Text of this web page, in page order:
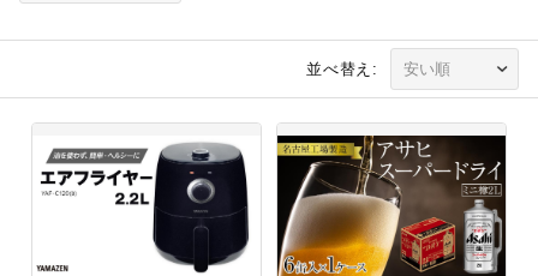
並べ替え: